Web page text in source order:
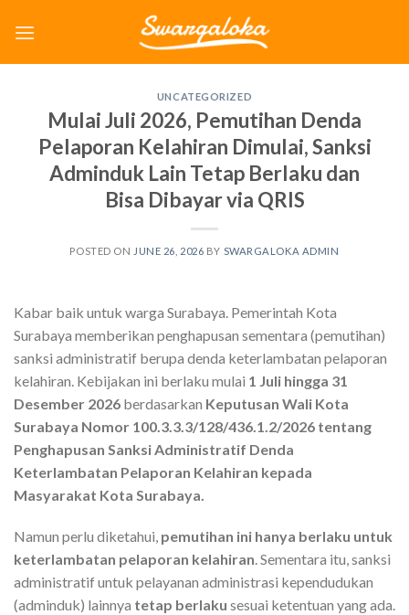
UNCATEGORIZED
Mulai Juli 2026, Pemutihan Denda
Pelaporan Kelahiran Dimulai, Sanksi
Adminduk Lain Tetap Berlaku dan
Bisa Dibayar via QRIS
POSTED ON JUNE 26, 2026 BY SWARGALOKA ADMIN
Kabar baik untuk warga Surabaya. Pemerintah Kota
Surabaya memberikan penghapusan sementara (pemutihan)
sanksi administratif berupa denda keterlambatan pelaporan
kelahiran. Kebijakan ini berlaku mulai 1 Juli hingga 31
Desember 2026 berdasarkan Keputusan Wali Kota
Surabaya Nomor 100.3.3.3/128/436.1.2/2026 tentang
Penghapusan Sanksi Administratif Denda
Keterlambatan Pelaporan Kelahiran kepada
Masyarakat Kota Surabaya.
Namun perlu diketahui, pemutihan ini hanya berlaku untuk
keterlambatan pelaporan kelahiran. Sementara itu, sanksi
administratif untuk pelayanan administrasi kependudukan
(adminduk) lainnya tetap berlaku sesuai ketentuan yang ada.